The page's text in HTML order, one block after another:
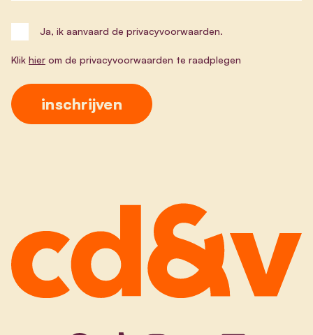
Ja, ik aanvaard de privacyvoorwaarden.
Klik hier om de privacyvoorwaarden te raadplegen